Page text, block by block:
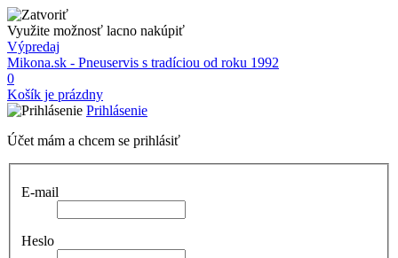
Využite možnosť lacno nakúpiť
Výpredaj
Mikona.sk - Pneuservis s tradíciou od roku 1992
0
Košík je prázdny
Prihlásenie
Účet mám a chcem se prihlásiť
E-mail
Heslo